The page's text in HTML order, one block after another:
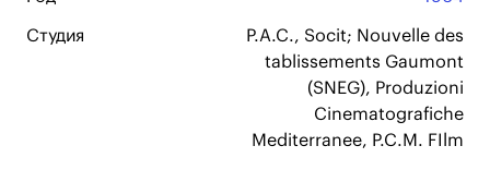
Студия
P.A.C., Socit; Nouvelle des
tablissements Gaumont
(SNEG), Produzioni
Cinematografiche
Mediterranee, P.C.M. FIlm